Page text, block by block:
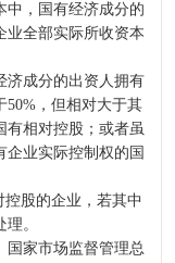
，国有经济成分的
业全部实际所收资本
成分的出资人拥有
50%，但相对大于其
有相对控股；或者虽
业实际控制权的国
股的企业，若其中
。
家市场监督管理总